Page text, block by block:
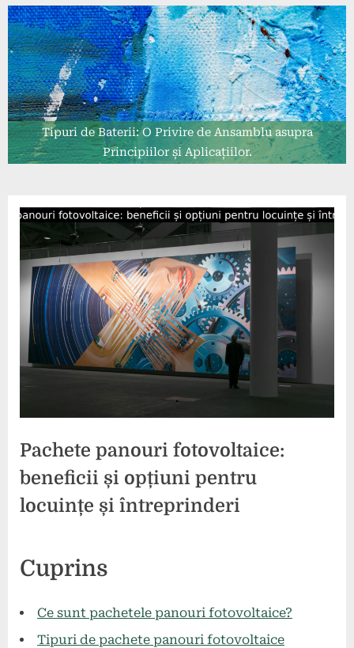
Tipuri de Baterii: O Privire de Ansamblu asupra
Principiilor și Aplicațiilor.
Pachete panouri fotovoltaice:
beneficii și opțiuni pentru
locuințe și întreprinderi
on
mai
Cuprins
Ce sunt pachetele panouri fotovoltaice?
Tipuri de pachete panouri fotovoltaice